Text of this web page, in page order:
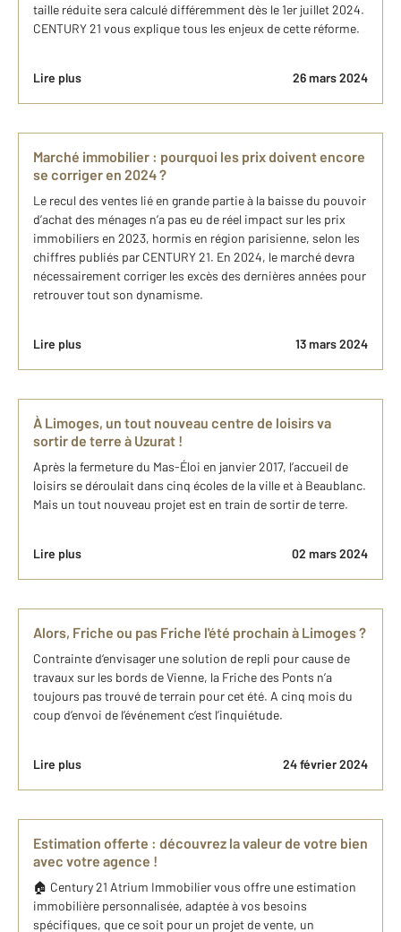
taille réduite sera calculé différemment dès le 1er juillet 2024.
CENTURY 21 vous explique tous les enjeux de cette réforme.
Lire plus 26 mars 2024
Marché immobilier : pourquoi les prix doivent encore
se corriger en 2024 ?
Le recul des ventes lié en grande partie à la baisse du pouvoir
d’achat des ménages n’a pas eu de réel impact sur les prix
immobiliers en 2023, hormis en région parisienne, selon les
chiffres publiés par CENTURY 21. En 2024, le marché devra
nécessairement corriger les excès des dernières années pour
retrouver tout son dynamisme.
Lire plus 13 mars 2024
À Limoges, un tout nouveau centre de loisirs va
sortir de terre à Uzurat !
Après la fermeture du Mas-Éloi en janvier 2017, l’accueil de
loisirs se déroulait dans cinq écoles de la ville et à Beaublanc.
Mais un tout nouveau projet est en train de sortir de terre.
Lire plus 02 mars 2024
Alors, Friche ou pas Friche l'été prochain à Limoges ?
Contrainte d‘envisager une solution de repli pour cause de
travaux sur les bords de Vienne, la Friche des Ponts n’a
toujours pas trouvé de terrain pour cet été. A cinq mois du
coup d’envoi de l’événement c’est l’inquiétude.
Lire plus 24 février 2024
Estimation offerte : découvrez la valeur de votre bien
avec votre agence !
🏠 Century 21 Atrium Immobilier vous offre une estimation
immobilière personnalisée, adaptée à vos besoins
spécifiques, que ce soit pour un projet de vente, un